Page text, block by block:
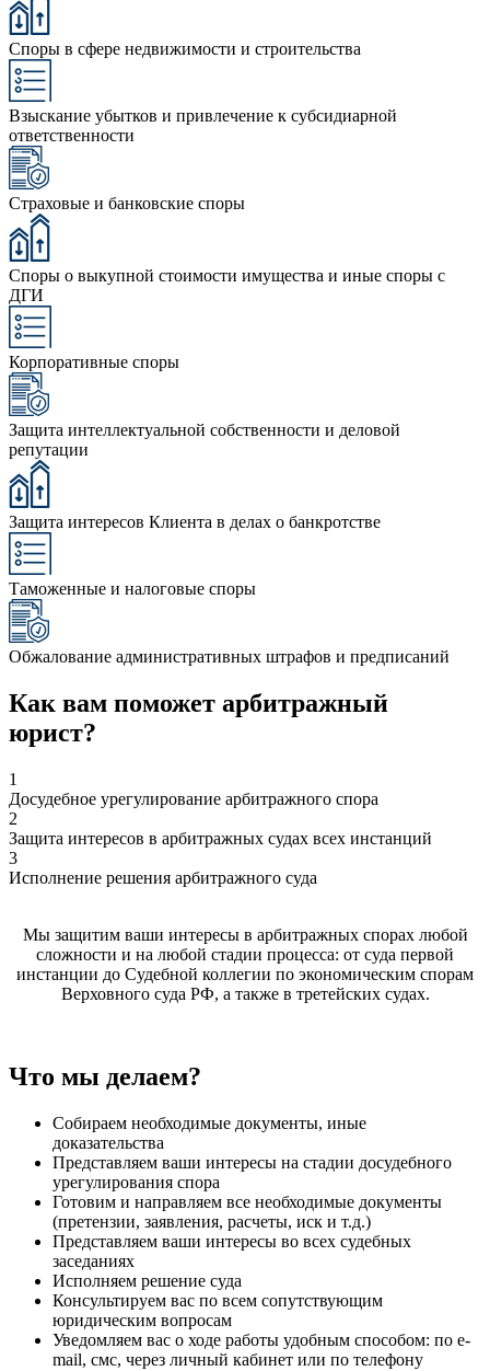
Споры в сфере недвижимости и строительства
Взыскание убытков и привлечение к субсидиарной
ответственности
Страховые и банковские споры
Споры о выкупной стоимости имущества и иные споры с
ДГИ
Корпоративные споры
Защита интеллектуальной собственности и деловой
репутации
Защита интересов Клиента в делах о банкротстве
Таможенные и налоговые споры
Обжалование административных штрафов и предписаний
Как вам поможет арбитражный
юрист?
1
Досудебное урегулирование арбитражного спора
2
Защита интересов в арбитражных судах всех инстанций
3
Исполнение решения арбитражного суда
Мы защитим ваши интересы в арбитражных спорах любой
сложности и на любой стадии процесса: от суда первой
инстанции до Судебной коллегии по экономическим спорам
Верховного суда РФ, а также в третейских судах.
Что мы делаем?
Собираем необходимые документы, иные
доказательства
Представляем ваши интересы на стадии досудебного
урегулирования спора
Готовим и направляем все необходимые документы
(претензии, заявления, расчеты, иск и т.д.)
Представляем ваши интересы во всех судебных
заседаниях
Исполняем решение суда
Консультируем вас по всем сопутствующим
юридическим вопросам
Уведомляем вас о ходе работы удобным способом: по e-
mail, смс, через личный кабинет или по телефону